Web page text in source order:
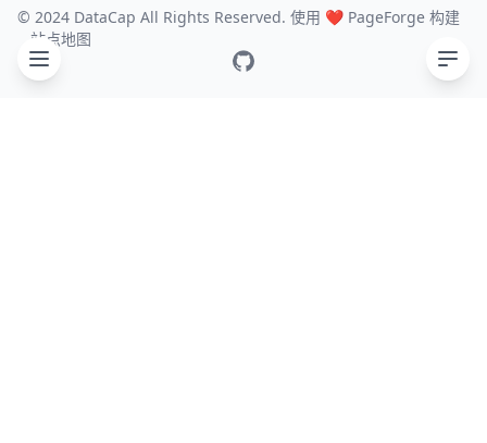
© 2024 DataCap All Rights Reserved. 使用 ❤️ PageForge 构建
站点地图